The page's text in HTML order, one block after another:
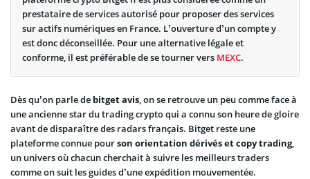
prestataire de services autorisé pour proposer des services
sur actifs numériques en France. L’ouverture d’un compte y
est donc déconseillée. Pour une alternative légale et
conforme, il est préférable de se tourner vers MEXC.
Dès qu’on parle de bitget avis, on se retrouve un peu comme face à
une ancienne star du trading crypto qui a connu son heure de gloire
avant de disparaître des radars français. Bitget reste une
plateforme connue pourson orientation dérivés et copy trading,
un univers où chacun cherchait à suivre les meilleurs traders
comme on suit les guides d’une expédition mouvementée.